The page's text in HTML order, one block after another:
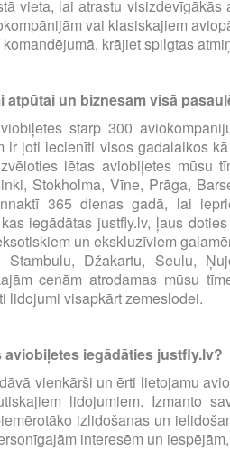
vieta, lai atrastu
vai klasiskajiem
krājiet spilgtas
atpūtai un biznesam visā
starp 300
ir ļoti iecienīti visos gadalaikos
lētas aviobiļetes mūsu
Stokholma, Vīne, Prāga,
365 dienas gadā, lai
iegādātas justfly.lv, ļaus
un ekskluzīviem
Stambulu, Džakartu, Seulu,
cenām atrodamas mūsu
lidojumi visapkārt zemeslodei.
aviobiļetes iegādāties justfly.lv?
vienkārši un ērti lietojamu
lidojumiem. Izmanto
izlidošanas un
interesēm un